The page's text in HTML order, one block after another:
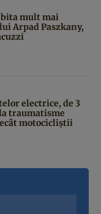
mult mai
Arpad Paszkany,
electrice, de 3
traumatisme
motocicliștii